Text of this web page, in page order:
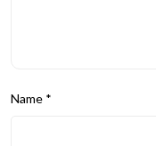
Name *